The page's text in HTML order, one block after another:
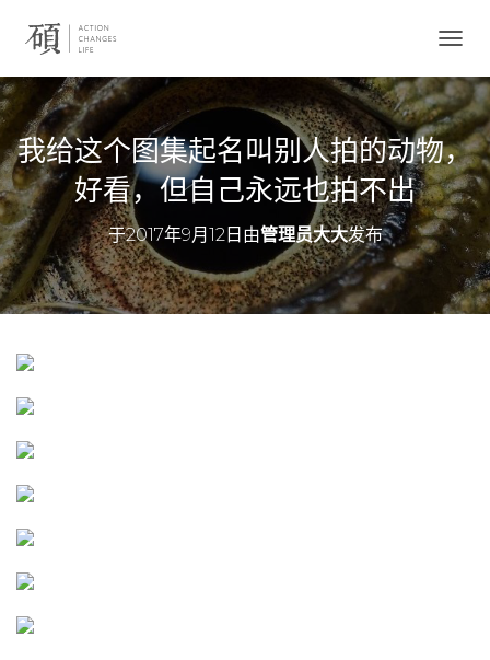
换
导
航
我给这个图集起名叫别人拍的动物，
好看，但自己永远也拍不出
于2017年9月12日 由管理员大大发布